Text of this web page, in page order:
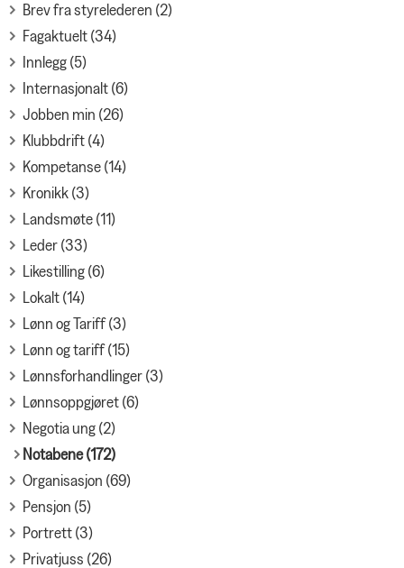
Brev fra styrelederen (2)
Fagaktuelt (34)
Innlegg (5)
Internasjonalt (6)
Jobben min (26)
Klubbdrift (4)
Kompetanse (14)
Kronikk (3)
Landsmøte (11)
Leder (33)
Likestilling (6)
Lokalt (14)
Lønn og Tariff (3)
Lønn og tariff (15)
Lønnsforhandlinger (3)
Lønnsoppgjøret (6)
Negotia ung (2)
Notabene (172)
Organisasjon (69)
Pensjon (5)
Portrett (3)
Privatjuss (26)